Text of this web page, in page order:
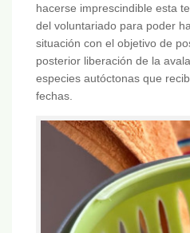
hacerse imprescindible esta
del voluntariado para poder
situación con el objetivo de
posterior liberación de la
especies autóctonas que
fechas.